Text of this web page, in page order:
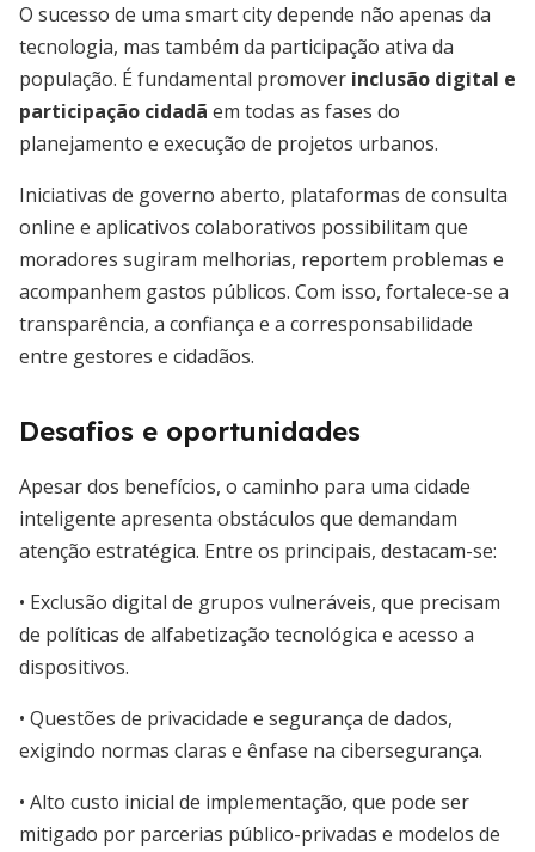
O sucesso de uma smart city depende não apenas da
tecnologia, mas também da participação ativa da
população. É fundamental promover inclusão digital e
participação cidadã em todas as fases do
planejamento e execução de projetos urbanos.
Iniciativas de governo aberto, plataformas de consulta
online e aplicativos colaborativos possibilitam que
moradores sugiram melhorias, reportem problemas e
acompanhem gastos públicos. Com isso, fortalece-se a
transparência, a confiança e a corresponsabilidade
entre gestores e cidadãos.
Desafios e oportunidades
Apesar dos benefícios, o caminho para uma cidade
inteligente apresenta obstáculos que demandam
atenção estratégica. Entre os principais, destacam-se:
• Exclusão digital de grupos vulneráveis, que precisam
de políticas de alfabetização tecnológica e acesso a
dispositivos.
• Questões de privacidade e segurança de dados,
exigindo normas claras e ênfase na cibersegurança.
• Alto custo inicial de implementação, que pode ser
mitigado por parcerias público-privadas e modelos de